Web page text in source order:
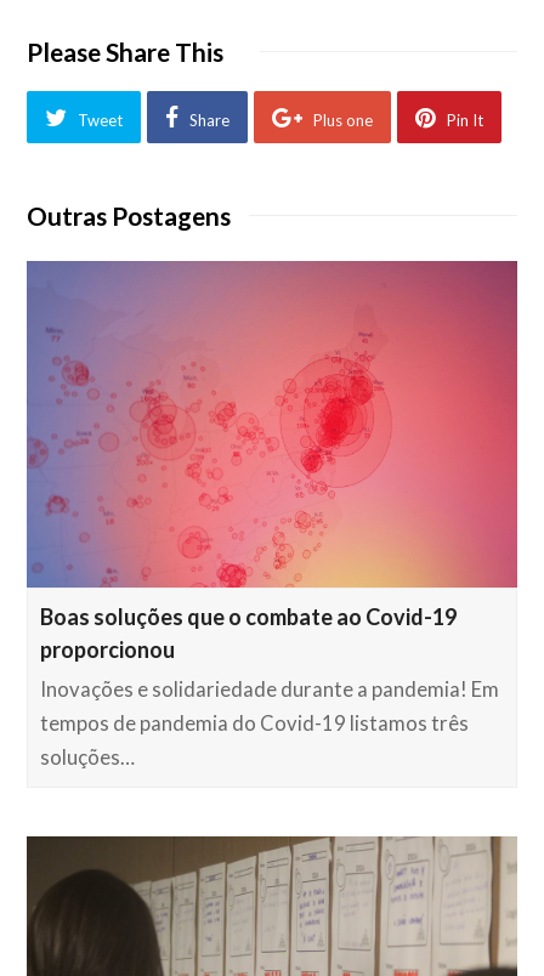
Please Share This
Tweet Share Plus one Pin It
Outras Postagens
Boas soluções que o combate ao Covid-19
proporcionou
Inovações e solidariedade durante a pandemia! Em
tempos de pandemia do Covid-19 listamos três
soluções…